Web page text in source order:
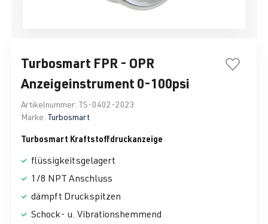
Turbosmart FPR - OPR
Anzeigeinstrument 0-100psi
Artikelnummer: TS-0402-2023
Marke: Turbosmart
Turbosmart Kraftstoffdruckanzeige
flüssigkeitsgelagert
1/8 NPT Anschluss
dämpft Druckspitzen
Schock- u. Vibrationshemmend